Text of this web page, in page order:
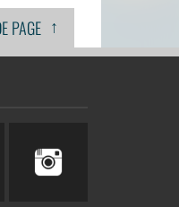
PAGE ↑